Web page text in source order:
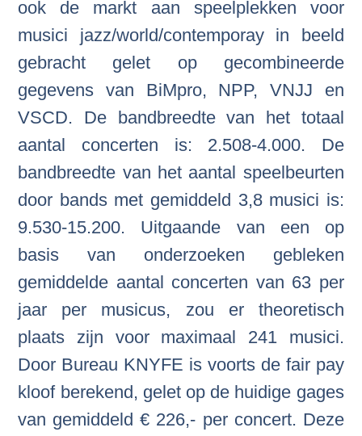
ook de markt aan speelplekken voor
musici jazz/world/contemporay in beeld
gebracht gelet op gecombineerde
gegevens van BiMpro, NPP, VNJJ en
VSCD. De bandbreedte van het totaal
aantal concerten is: 2.508-4.000. De
bandbreedte van het aantal speelbeurten
door bands met gemiddeld 3,8 musici is:
9.530-15.200. Uitgaande van een op
basis van onderzoeken gebleken
gemiddelde aantal concerten van 63 per
jaar per musicus, zou er theoretisch
plaats zijn voor maximaal 241 musici.
Door Bureau KNYFE is voorts de fair pay
kloof berekend, gelet op de huidige gages
van gemiddeld € 226,- per concert. Deze